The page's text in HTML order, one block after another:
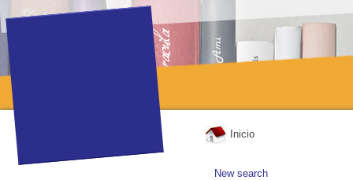
Inicio
New search